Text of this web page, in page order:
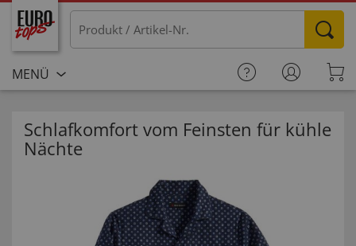
MENÜ
Schlafkomfort vom Feinsten für kühle
Nächte